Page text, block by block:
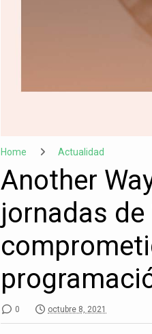
Home Actualidad
Another
jornadas
0 octubre 8, 2021